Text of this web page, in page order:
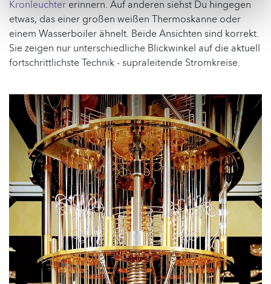
Kronleuchter erinnern. Auf anderen siehst Du hingegen
etwas, das einer großen weißen Thermoskanne oder
einem Wasserboiler ähnelt. Beide Ansichten sind korrekt.
Sie zeigen nur unterschiedliche Blickwinkel auf die aktuell
fortschrittlichste Technik - supraleitende Stromkreise.